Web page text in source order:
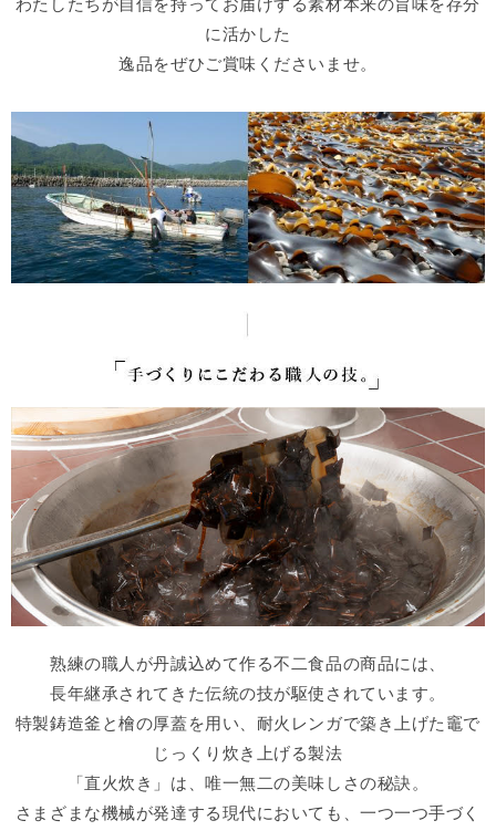
わたしたちが自信を持ってお届けする素材本来の旨味を存分
に活かした
逸品をぜひご賞味くださいませ。
熟練の職人が丹誠込めて作る不二食品の商品には、
長年継承されてきた伝統の技が駆使されています。
特製鋳造釜と檜の厚蓋を用い、耐火レンガで築き上げた竈で
じっくり炊き上げる製法
「直火炊き」は、唯一無二の美味しさの秘訣。
さまざまな機械が発達する現代においても、一つ一つ手づく